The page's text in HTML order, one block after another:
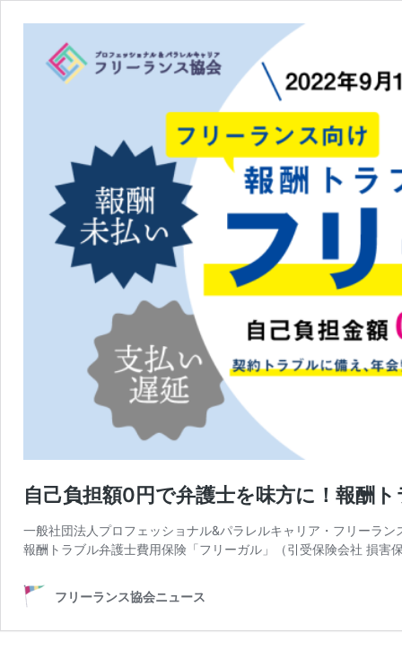
自己負担額0円で弁護士を味方に！報酬
一般社団法人プロフェッショナル&パラレルキャリア・フリーラ
報酬トラブル弁護士費用保険「フリーガル」（引受保険会社 損
フリーランス協会ニュース